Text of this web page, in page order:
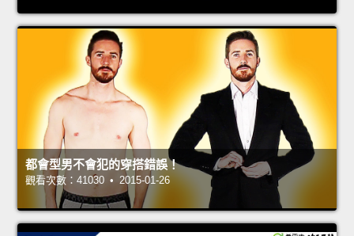
都會型男不會犯的穿搭錯誤！
觀看次數：41030 • 2015-01-26